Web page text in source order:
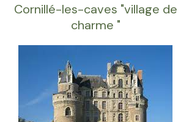
Cornillé-les-caves "village de
charme "